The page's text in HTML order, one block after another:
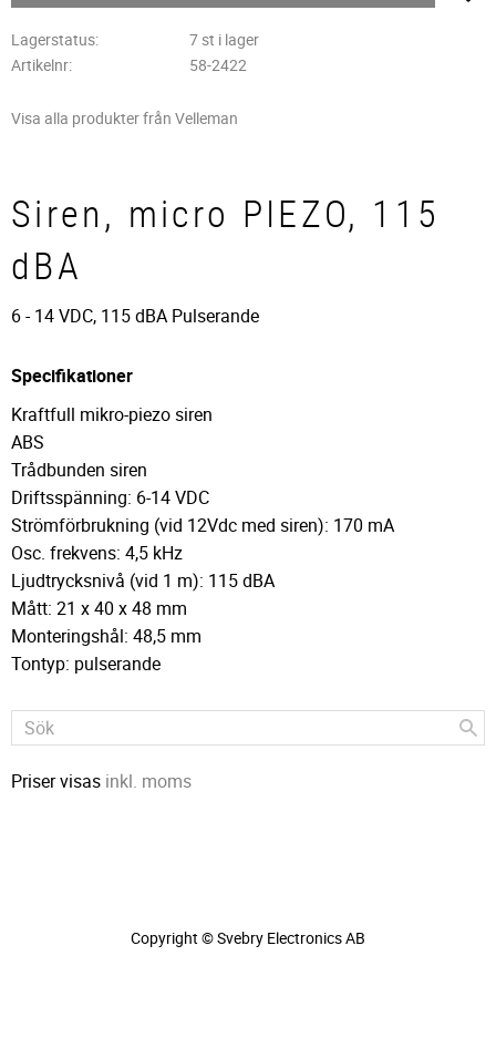
Lagerstatus
7 st i lager
Artikelnr
58-2422
Visa alla produkter från Velleman
Siren, micro PIEZO, 115
dBA
6 - 14 VDC, 115 dBA Pulserande
Specifikationer
Kraftfull mikro-piezo siren
ABS
Trådbunden siren
Driftsspänning: 6-14 VDC
Strömförbrukning (vid 12Vdc med siren): 170 mA
Osc. frekvens: 4,5 kHz
Ljudtrycksnivå (vid 1 m): 115 dBA
Mått: 21 x 40 x 48 mm
Monteringshål: 48,5 mm
Tontyp: pulserande
Priser visas inkl. moms
Copyright © Svebry Electronics AB